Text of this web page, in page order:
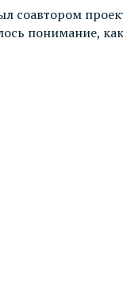
соавтором
понимание,